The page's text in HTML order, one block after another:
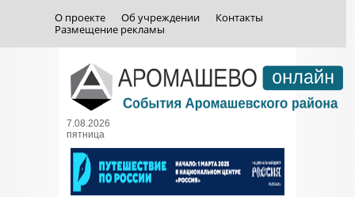
О проекте Об учреждении
Контакты
Размещение рекламы
7.08.2026
пятница